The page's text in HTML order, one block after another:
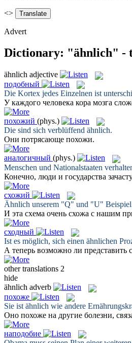
<>
Advert
Dictionary: "ähnlich" -
ähnlich adjective
подобный
Die Kortex jedes Einzelnen ist
У каждого человека кора мозга
похожий (phys.)
Die sind sich verblüffend ähnlich.
Они потрясающе похожи.
аналогичный (phys.)
Menschen und Nationalstaaten
Конечно, люди и государства
схожий
Ähnlich unserem "Q" und "U"
И эта схема очень схожа с нашим
сходный
Ist es möglich, sich einen ähnlichen
А теперь возможно ли представить
other translations 2
hide
ähnlich adverb
похоже
Sie ist ähnlich wie andere
Оно похоже на другие болезни,
наподобие